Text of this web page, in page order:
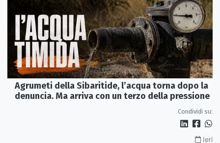
Agrumeti della Sibaritide, l’acqua torna dopo la
denuncia. Ma arriva con un terzo della pressione
Condividi su:
Ieri